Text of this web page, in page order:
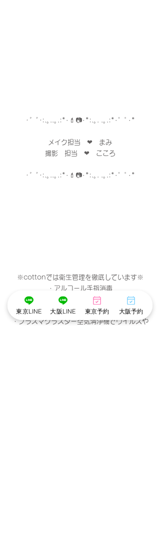
･゜ﾟ･ :.｡..｡.:*･ 💄 📷･ *:.｡. .｡.:*･゜ﾟ･*
メイク担当　❤︎　まみ
撮影　担当　❤︎　こころ
･゜ﾟ･ :.｡..｡.:*･ 💄 📷･ *:.｡. .｡.:*･゜ﾟ･*
※cottonでは衛生管理を徹底しています※
・アルコール手指消毒
・お顔に触れるメイクスポンジやパフは
お客様ごとに使い捨て、洗浄。
・プラズマクラスター空気清浄機でウイルスや
東京LINE 大阪LINE 東京予約 大阪予約